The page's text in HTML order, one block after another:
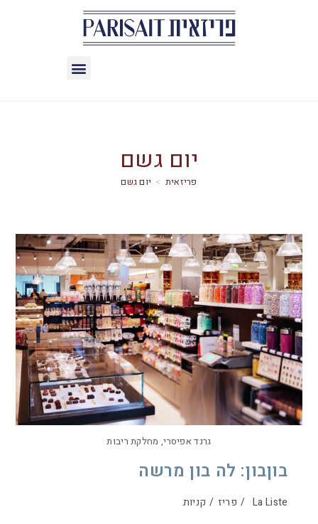
יום גשם
> יום גשם
גרנד אפיסרי, מחלקת ריבות
בוןבון: לה בון מרשה
La Liste
/ פריז / קניות